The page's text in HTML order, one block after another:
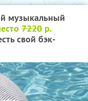
музыкальный
7220 р.
свой бэк-